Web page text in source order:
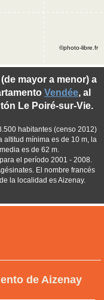
de Aizenay
mayor a menor) a
Vendée, al
Le Poiré-sur-Vie.
habitantes (censo 2012)
altitud mínima es de 10 m, la
es de 62 m.
el período 2001 - 2008.
El nombre francés
la localidad es Aizenay.
©photo-libre.fr